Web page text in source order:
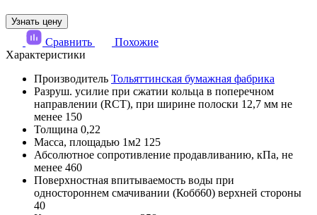
Узнать цену
Сравнить
Похожие
Характеристики
Производитель Тольяттинская бумажная фабрика
Разруш. усилие при сжатии кольца в поперечном
направлении (RCT), при ширине полоски 12,7 мм не
менее 150
Толщина 0,22
Масса, площадью 1м2 125
Абсолютное сопротивление продавливанию, кПа, не
менее 460
Поверхностная впитываемость воды при
одностороннем смачивании (Кобб60) верхней стороны
40